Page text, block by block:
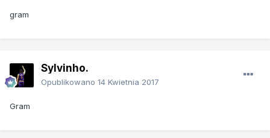
gram
Sylvinho.
Opublikowano 14 Kwietnia 2017
Gram